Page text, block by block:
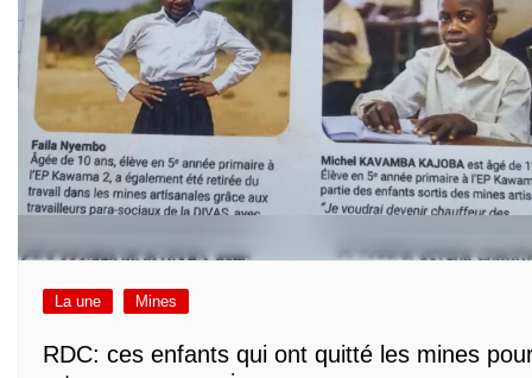
La une Mines
RDC: ces enfants qui ont quitté les mines